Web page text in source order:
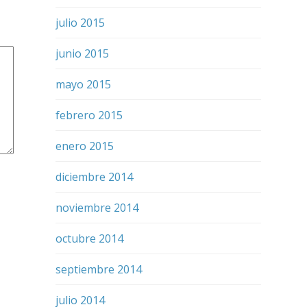
julio 2015
junio 2015
mayo 2015
febrero 2015
enero 2015
diciembre 2014
noviembre 2014
octubre 2014
septiembre 2014
julio 2014